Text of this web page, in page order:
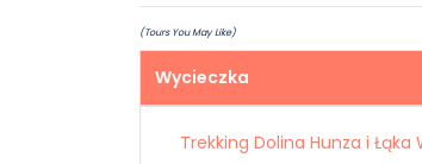
(Tours You May Like)
Wycieczka
Trekking Dolina Hunza i